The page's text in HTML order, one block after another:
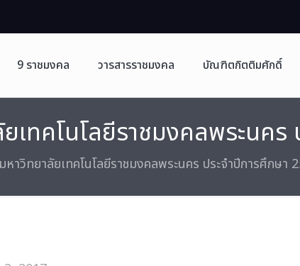
9 ราชมงคล วารสารราชมงคล บัณฑิตกิตติมศักดิ์
คโนโลยีราชมงคลพระนคร
วิทยาลัยเทคโนโลยีราชมงคลพระนคร ประจำปีการศึกษา